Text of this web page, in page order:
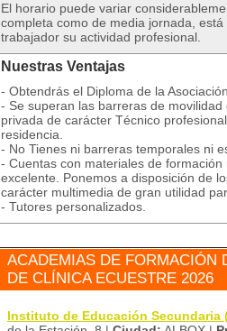
El horario puede variar
completa como de media jornada,
trabajador su actividad profesional.
Nuestras Ventajas
- Obtendrás el Diploma de la
- Se superan las barreras de
privada de carácter Técnico
residencia.
- No Tienes ni barreras temporales ni
- Cuentas con materiales de
excelente. Ponemos a disposición de
carácter multimedia de gran utilidad
- Tutores personalizados.
ACADEMIAS DE FORMACIÓN
DE CLÍNICA ECUESTRE 2026
Instituto de Educación Secundaria